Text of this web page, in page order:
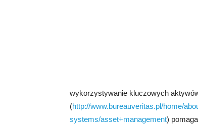
wykorzystywanie kluczowych
(http://www.bureauveritas.pl/home/
systems/asset+management)